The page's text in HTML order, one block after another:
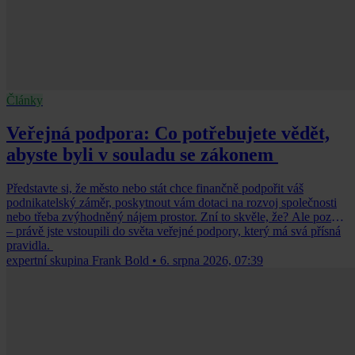
Články
Veřejná podpora: Co potřebujete vědět,
abyste byli v souladu se zákonem
Představte si, že město nebo stát chce finančně podpořit váš
podnikatelský záměr, poskytnout vám dotaci na rozvoj společnosti
nebo třeba zvýhodněný nájem prostor. Zní to skvěle, že? Ale pozor
– právě jste vstoupili do světa veřejné podpory, který má svá přísná
pravidla.
expertní skupina Frank Bold • 6. srpna 2026, 07:39